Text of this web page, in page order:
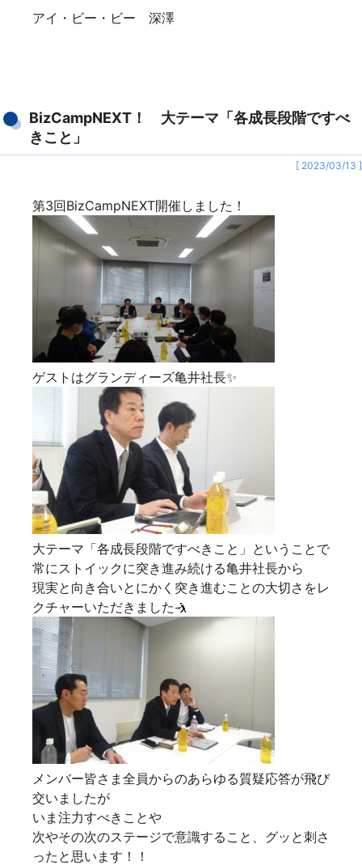
アイ・ビー・ビー 深澤
BizCampNEXT！ 大テーマ「各成長段階ですべ
きこと」
[ 2023/03/13 ]
第3回BizCampNEXT開催しました！
ゲストはグランディーズ亀井社長✨
大テーマ「各成長段階ですべきこと」ということで
常にストイックに突き進み続ける亀井社長から
現実と向き合いとにかく突き進むことの大切さをレ
クチャーいただきました🤺
メンバー皆さま全員からのあらゆる質疑応答が飛び
交いましたが
いま注力すべきことや
次やその次のステージで意識すること、グッと刺さ
ったと思います！！